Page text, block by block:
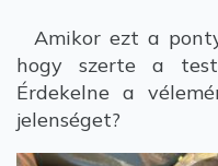
Amikor ezt a
hogy szerte a
Érdekelne a
jelenséget?